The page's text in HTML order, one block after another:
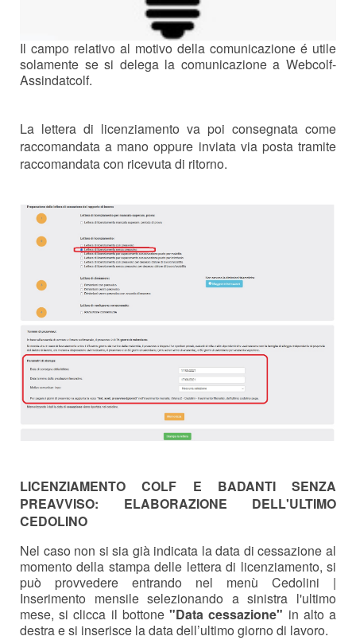
Il campo relativo al motivo della comunicazione é utile
solamente se si delega la comunicazione a Webcolf-
Assindatcolf.
La lettera di licenziamento va poi consegnata come
raccomandata a mano oppure inviata via posta tramite
raccomandata con ricevuta di ritorno.
LICENZIAMENTO COLF E BADANTI SENZA
PREAVVISO: ELABORAZIONE DELL'ULTIMO
CEDOLINO
Nel caso non si sia già indicata la data di cessazione al
momento della stampa delle lettera di licenziamento, si
può provvedere entrando nel menù Cedolini |
Inserimento mensile selezionando a sinistra l'ultimo
mese, si clicca il bottone"Data cessazione" in alto a
destra e si inserisce la data dell’ultimo giorno di lavoro.